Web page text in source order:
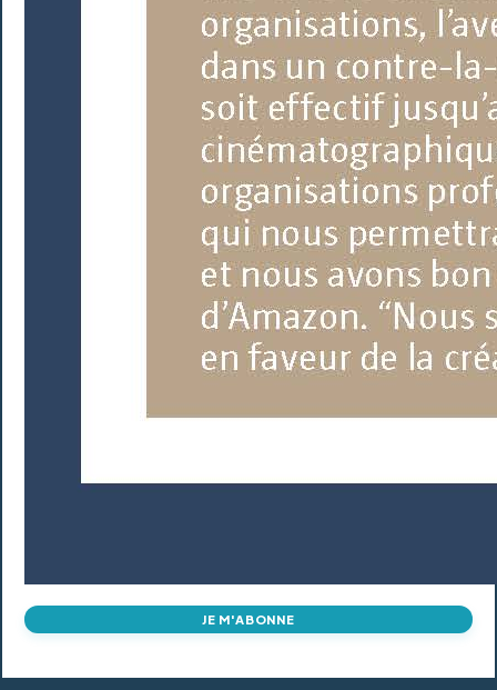
JE M'ABONNE